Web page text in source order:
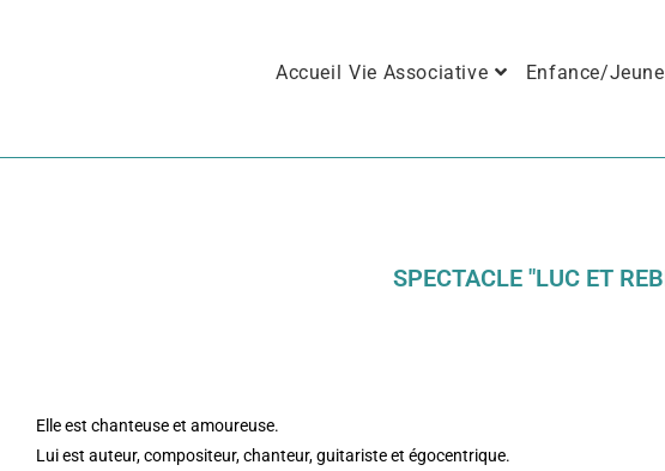
Accueil Vie Associative Enfance/
SPECTACLE "LUC ET
Elle est chanteuse et amoureuse.
Lui est auteur, compositeur, chanteur, guitariste et égocentrique.